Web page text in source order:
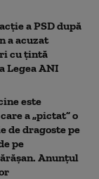
a PSD după
a acuzat
cu țintă
Legea ANI
este
a „pictat” o
de dragoste pe
pe
Anunțul